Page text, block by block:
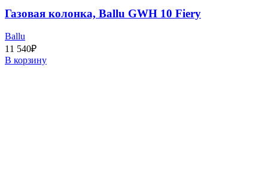
Газовая колонка, Ballu GWH 10 Fiery
Ballu
11 540₽
В корзину